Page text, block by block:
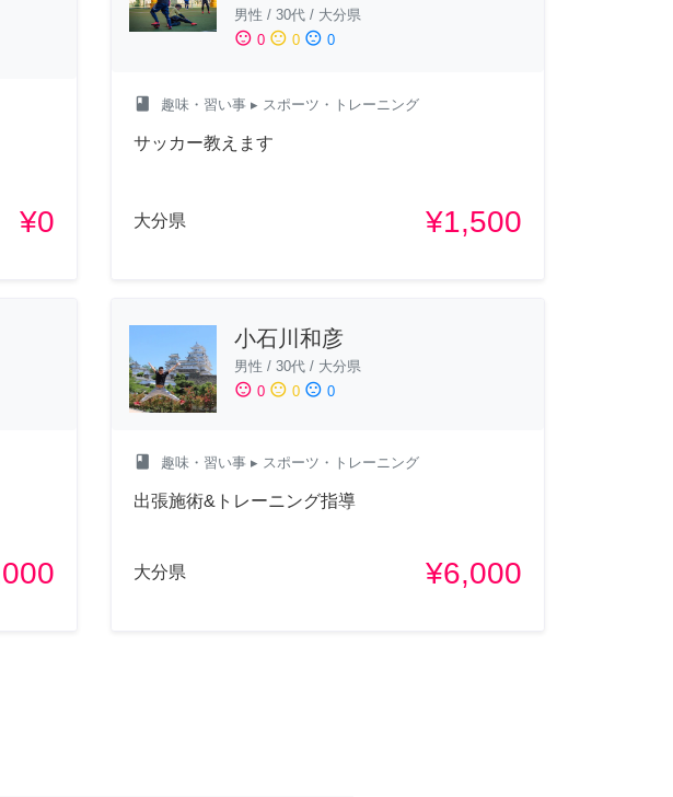
¥0
男性 / 30代/ 大分県
sentiment_satisfied 0 sentiment_neutral 0 sentiment_dissatisfied 0
class 趣味・習い事▸ スポーツ・トレーニング
サッカー教えます
大分県 ¥1,500
小石川和彦
男性 / 30代/ 大分県
sentiment_satisfied 0 sentiment_neutral 0 sentiment_dissatisfied 0
class 趣味・習い事▸ スポーツ・トレーニング
出張施術&トレーニング指導
大分県 ¥6,000